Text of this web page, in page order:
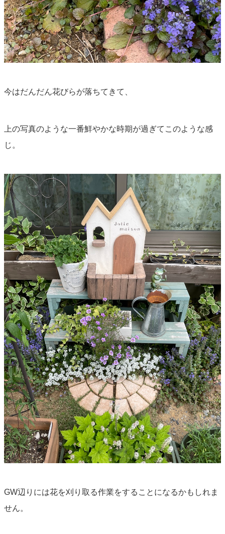
今はだんだん花びらが落ちてきて、
上の写真のような一番鮮やかな時期が過ぎてこのような感
じ。
GW辺りには花を刈り取る作業をすることになるかもしれま
せん。